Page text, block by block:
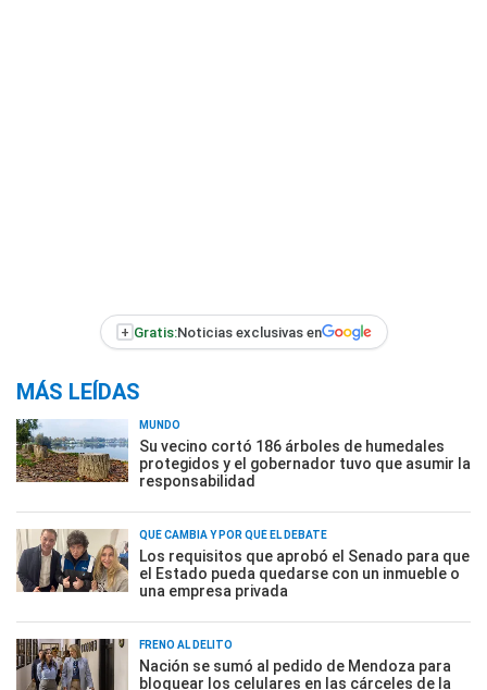
+ Gratis:Noticias exclusivas en
MÁS LEÍDAS
MUNDO
Su vecino cortó 186 árboles de humedales
protegidos y el gobernador tuvo que asumir la
responsabilidad
QUÉ CAMBIA Y POR QUÉ EL DEBATE
Los requisitos que aprobó el Senado para que
el Estado pueda quedarse con un inmueble o
una empresa privada
FRENO AL DELITO
Nación se sumó al pedido de Mendoza para
bloquear los celulares en las cárceles de la